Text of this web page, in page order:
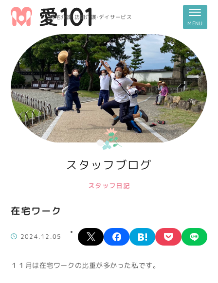
居宅介護・訪問介護・デイサービス
スタッフブログ
スタッフ日記
在宅ワーク
2024.12.05
X facebookhatena pocket
１１月は在宅ワークの比重が多かった私です。